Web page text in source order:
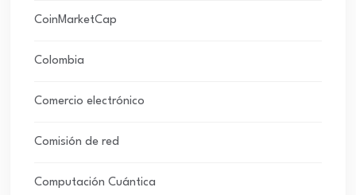
CoinMarketCap
Colombia
Comercio electrónico
Comisión de red
Computación Cuántica